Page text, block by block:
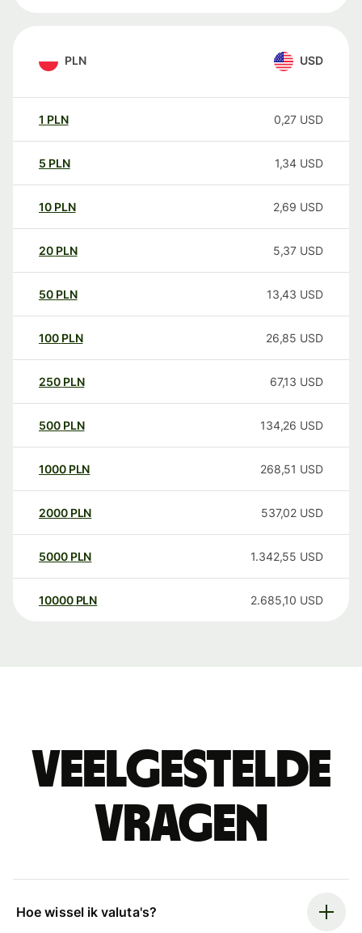
PLN USD
1 PLN 0,27 USD
5 PLN 1,34 USD
10 PLN 2,69 USD
20 PLN 5,37 USD
50 PLN 13,43 USD
100 PLN 26,85 USD
250 PLN 67,13 USD
500 PLN 134,26 USD
1000 PLN 268,51 USD
2000 PLN 537,02 USD
5000 PLN 1.342,55 USD
10000 PLN 2.685,10 USD
Veelgestelde
vragen
Hoe wissel ik valuta's?